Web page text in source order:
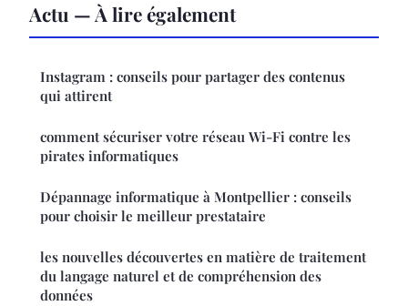
Actu — À lire également
Instagram : conseils pour partager des contenus
qui attirent
comment sécuriser votre réseau Wi-Fi contre les
pirates informatiques
Dépannage informatique à Montpellier : conseils
pour choisir le meilleur prestataire
les nouvelles découvertes en matière de traitement
du langage naturel et de compréhension des
données